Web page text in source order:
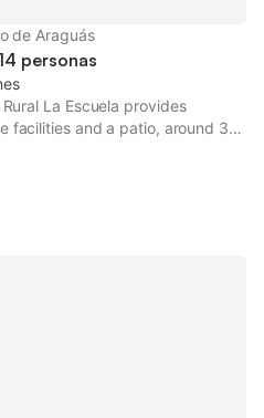
de Araguás
personas
La Escuela provides
facilities and a patio, around 36
property offers access to a
free WiFi.